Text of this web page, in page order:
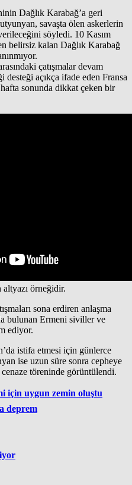
Dağlık Karabağ’a geri
savaşta ölen askerlerin
söyledi. 10 Kasım
belirsiz kalan Dağlık Karabağ
çatışmalar devam
desteği açıkça ifade eden Fransa
sonunda dikkat çeken bir
örneğidir.
sona erdiren anlaşma
bulunan Ermeni siviller ve
ediyor.
istifa etmesi için günlerce
ise uzun süre sonra cepheye
töreninde görüntülendi.
için uygun zemin oluştu
deprem